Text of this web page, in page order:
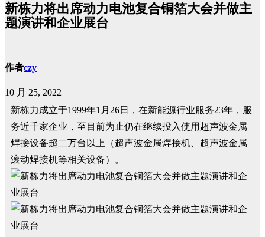
新栋力将出席动力电池复合铜箔大会并做主
题演讲和企业展台
作者czy
10 月 25, 2022
新栋力成立于1999年1月26日，在新能源行业服务23年，服
务近千家企业，至目前为止仍在继续投入使用超声波金属
焊接设备超二万台以上（超声波金属焊接机、超声波金属
滚动焊接机等相关设备）。